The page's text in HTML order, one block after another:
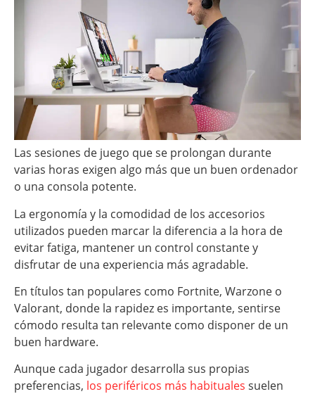
Las sesiones de juego que se prolongan durante
varias horas exigen algo más que un buen ordenador
o una consola potente.
La ergonomía y la comodidad de los accesorios
utilizados pueden marcar la diferencia a la hora de
evitar fatiga, mantener un control constante y
disfrutar de una experiencia más agradable.
En títulos tan populares como Fortnite, Warzone o
Valorant, donde la rapidez es importante, sentirse
cómodo resulta tan relevante como disponer de un
buen hardware.
Aunque cada jugador desarrolla sus propias
preferencias, los periféricos más habituales suelen